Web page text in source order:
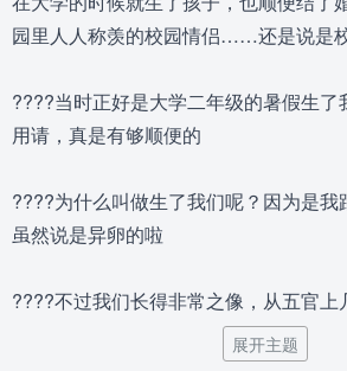
园里人人称羡的校园情侣……还是说是
????当时正好是大学二年级的暑假生了
用请，真是有够顺便的
????为什么叫做生了我们呢？因为是我
虽然说是异卵的啦
????不过我们长得非常之像，从五官
候头发都半长的时候连亲戚朋友都认不
展开主题